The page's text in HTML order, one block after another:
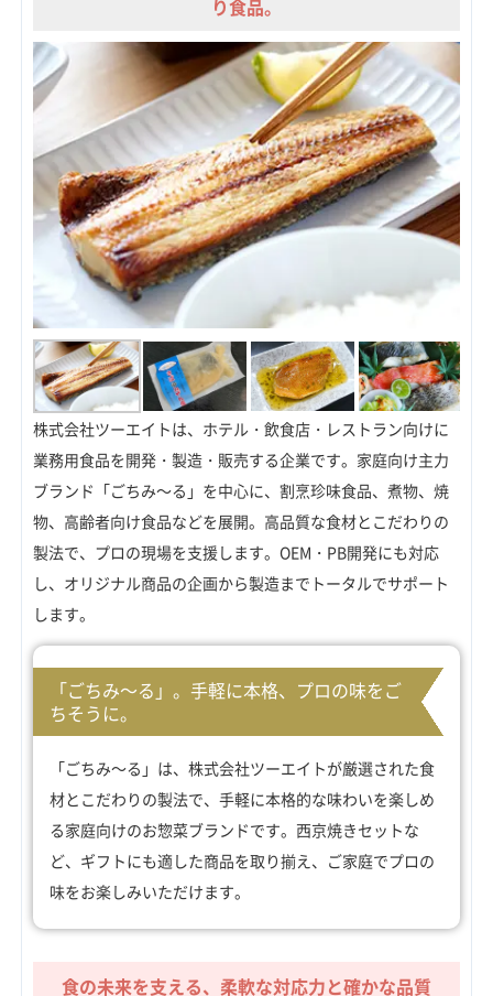
り食品。
株式会社ツーエイトは、ホテル・飲食店・レストラン向けに
業務用食品を開発・製造・販売する企業です。家庭向け主力
ブランド「ごちみ～る」を中心に、割烹珍味食品、煮物、焼
物、高齢者向け食品などを展開。高品質な食材とこだわりの
製法で、プロの現場を支援します。OEM・PB開発にも対応
し、オリジナル商品の企画から製造までトータルでサポート
します。
「ごちみ～る」。手軽に本格、プロの味をご
ちそうに。
「ごちみ～る」は、株式会社ツーエイトが厳選された食
材とこだわりの製法で、手軽に本格的な味わいを楽しめ
る家庭向けのお惣菜ブランドです。西京焼きセットな
ど、ギフトにも適した商品を取り揃え、ご家庭でプロの
味をお楽しみいただけます。
食の未来を支える、柔軟な対応力と確かな品質